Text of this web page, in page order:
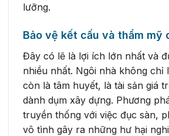
lưỡng.
Bảo vệ kết cấu và thẩm mỹ
Đây có lẽ là lợi ích lớn nhất và
nhiều nhất. Ngôi nhà không chỉ
còn là tâm huyết, là tài sản giá
dành dụm xây dựng. Phương
truyền thống với việc đục sàn,
vô tình gây ra những hư hại